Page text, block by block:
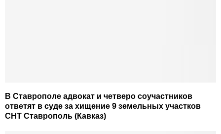
В Ставрополе адвокат и четверо соучастников
ответят в суде за хищение 9 земельных участков
СНТ Ставрополь (Кавказ)